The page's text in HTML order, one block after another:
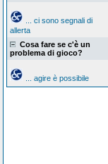
... ci sono segnali di
allerta
Cosa fare se c'è un
problema di gioco?
... agire è possibile